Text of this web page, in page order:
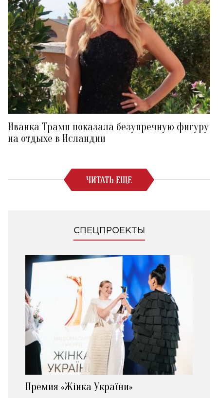
Иванка Трамп показала безупречную фигуру
на отдыхе в Исландии
ЧИТАТЬ ЕЩЕ
СПЕЦПРОЕКТЫ
Премия «Жінка України»